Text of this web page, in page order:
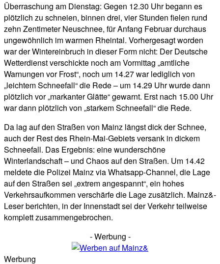
Überraschung am Dienstag: Gegen 12.30 Uhr begann es
plötzlich zu schneien, binnen drei, vier Stunden fielen rund
zehn Zentimeter Neuschnee, für Anfang Februar durchaus
ungewöhnlich im warmen Rheintal. Vorhergesagt worden
war der Wintereinbruch in dieser Form nicht: Der Deutsche
Wetterdienst verschickte noch am Vormittag „amtliche
Warnungen vor Frost“, noch um 14.27 war lediglich von
„leichtem Schneefall“ die Rede – um 14.29 Uhr wurde dann
plötzlich vor „markanter Glätte“ gewarnt. Erst nach 15.00 Uhr
war dann plötzlich von „starkem Schneefall“ die Rede.
Da lag auf den Straßen von Mainz längst dick der Schnee,
auch der Rest des Rhein-Mai-Gebiets versank in dickem
Schneefall. Das Ergebnis: eine wunderschöne
Winterlandschaft – und Chaos auf den Straßen. Um 14.42
meldete die Polizei Mainz via Whatsapp-Channel, die Lage
auf den Straßen sei „extrem angespannt“, ein hohes
Verkehrsaufkommen verschärfe die Lage zusätzlich. Mainz&-
Leser berichten, in der Innenstadt sei der Verkehr teilweise
komplett zusammengebrochen.
- Werbung -
Werbung